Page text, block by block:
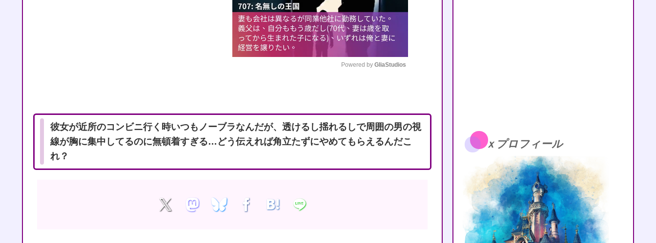
e
Powered by GliaStudios
彼女が近所のコンビニ行く時いつもノーブラなんだが、透けるし揺れるしで周囲の男の視
線が胸に集中してるのに無頓着すぎる…どう伝えれば角立たずにやめてもらえるんだこ
れ？
ｘプロフィール